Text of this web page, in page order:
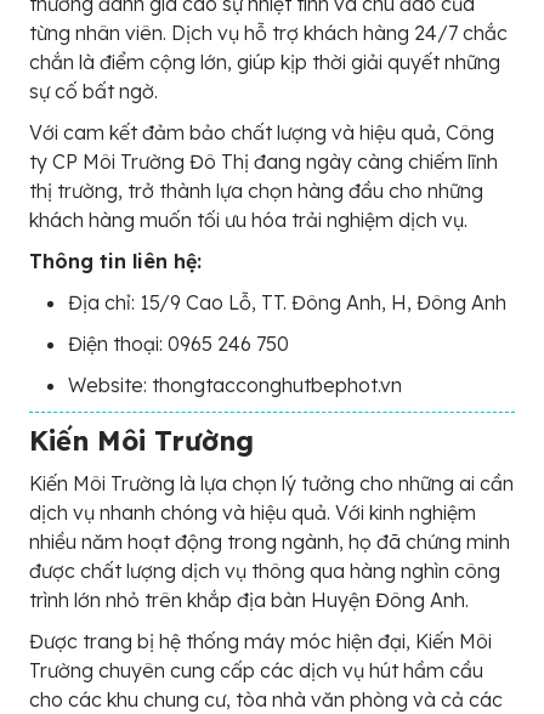
từng nhân viên. Dịch vụ hỗ trợ khách hàng 24/7 chắc
chắn là điểm cộng lớn, giúp kịp thời giải quyết những
sự cố bất ngờ.
Với cam kết đảm bảo chất lượng và hiệu quả, Công
ty CP Môi Trường Đô Thị đang ngày càng chiếm lĩnh
thị trường, trở thành lựa chọn hàng đầu cho những
khách hàng muốn tối ưu hóa trải nghiệm dịch vụ.
Thông tin liên hệ:
Địa chỉ: 15/9 Cao Lỗ, TT. Đông Anh, H, Đông Anh
Điện thoại: 0965 246 750
Website: thongtacconghutbephot.vn
Kiến Môi Trường
Kiến Môi Trường là lựa chọn lý tưởng cho những ai cần
dịch vụ nhanh chóng và hiệu quả. Với kinh nghiệm
nhiều năm hoạt động trong ngành, họ đã chứng minh
được chất lượng dịch vụ thông qua hàng nghìn công
trình lớn nhỏ trên khắp địa bàn Huyện Đông Anh.
Được trang bị hệ thống máy móc hiện đại, Kiến Môi
Trường chuyên cung cấp các dịch vụ hút hầm cầu
cho các khu chung cư, tòa nhà văn phòng và cả các